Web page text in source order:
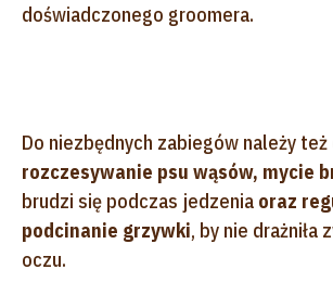
doświadczonego groomera.
Do niezbędnych zabiegów należy też
rozczesywanie psu wąsów, mycie
brudzi się podczas jedzenia oraz
podcinanie grzywki, by nie drażniła
oczu.